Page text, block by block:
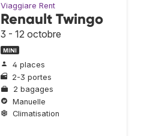
Viaggiare Rent
Renault Twingo
3 - 12 octobre
MINI
4 places
2-3 portes
2 bagages
Manuelle
Climatisation